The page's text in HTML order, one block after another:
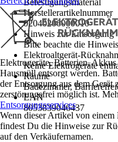
Befestigungsmaterial
Herstellerartikelnummer
02040206000010
Hinweis zur Entsorgung
Bitte beachte die
Elektroaltgerät-
Keine Elektrogeräte
Räume
Badezimmer,
EAN
8053839046437
Elektrogeräte, Batterien,
Hausmüll entsorgt werden.
der Entsorgung aus dem Gerät
zerstörungsfrei möglich ist.
Entsorgungsservices.
Wenn dieser Artikel von
findest Du die Hinweise zur
auf den Verkäufernamen.